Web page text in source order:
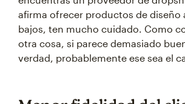
afirma ofrecer productos de diseño
bajos, ten mucho cuidado. Como
otra cosa, si parece demasiado
verdad, probablemente ese sea el